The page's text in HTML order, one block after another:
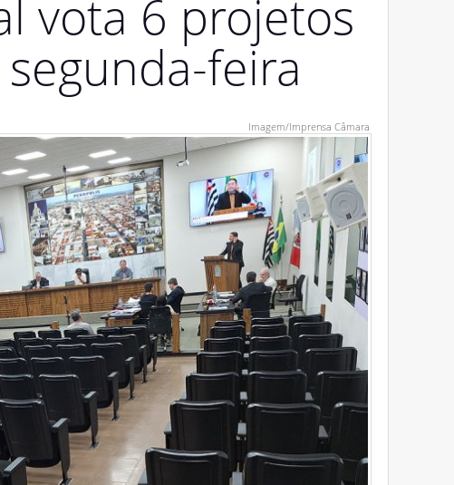
vota 6 projetos
feira
Imagem/Imprensa Câmara